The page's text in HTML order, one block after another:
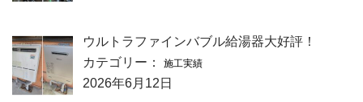
ウルトラファインバブル給湯器大好評！
カテゴリー：
施工実績
2026年6月12日